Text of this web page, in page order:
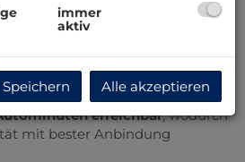
Ihr zukünftiges Zuhause. Die
verbindet naturnahes
befinden sich
erreichbar, wodurch
mit bester Anbindung
immer
aktiv
Speichern Alle akzeptieren